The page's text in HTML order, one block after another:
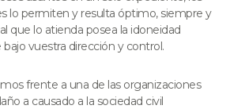
lo permiten y resulta óptimo, siempre y
que lo atienda posea la idoneidad
vuestra dirección y control.
frente a una de las organizaciones
a causado a la sociedad civil